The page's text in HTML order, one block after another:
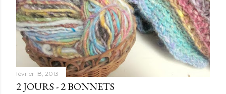
février 18, 2013
2 JOURS - 2 BONNETS